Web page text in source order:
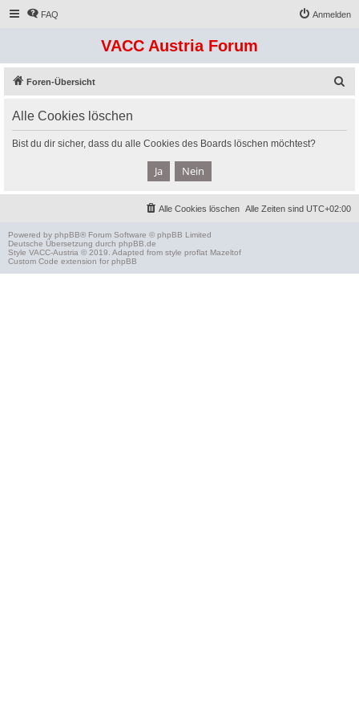
FAQ Anmelden
VACC Austria Forum
Foren-Übersicht
Alle Cookies löschen
Bist du dir sicher, dass du alle Cookies des Boards löschen möchtest?
Alle Zeiten sind UTC+02:00
Alle Cookies löschen
Powered by phpBB® Forum Software © phpBB Limited
Deutsche Übersetzung durch phpBB.de
Style VACC-Austria © 2019. Adapted from style proflat Mazeltof
Custom Code extension for phpBB